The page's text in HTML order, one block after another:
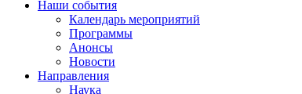
Наши события
Календарь мероприятий
Программы
Анонсы
Новости
Направления
Наука